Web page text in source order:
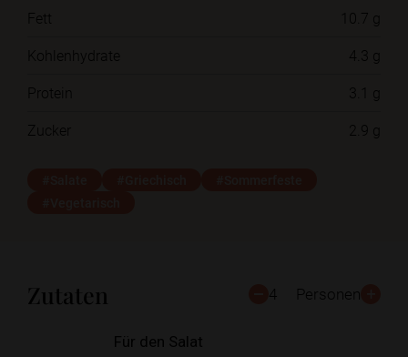
Fett
10.7 g
Kohlenhydrate
4.3 g
Protein
3.1 g
Zucker
2.9 g
Zutaten 4 Personen
Für den Salat